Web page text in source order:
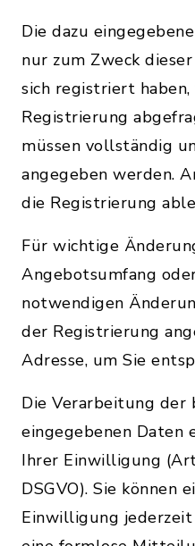
Die dazu
nur zum Zweck
sich registriert
Registrierung
müssen vollständig
angegeben werden.
die Registrierung
Für wichtige
Angebotsumfang
notwendigen
der Registrierung
Adresse, um Sie
Die Verarbeitung der
eingegebenen
Ihrer Einwilligung
DSGVO). Sie können
Einwilligung